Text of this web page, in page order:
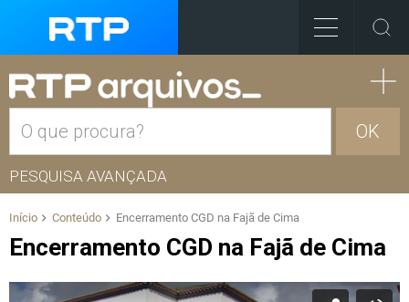
OK
PESQUISA AVANÇADA
Início Conteúdo Encerramento CGD na Fajã de Cima
Encerramento CGD na Fajã de Cima